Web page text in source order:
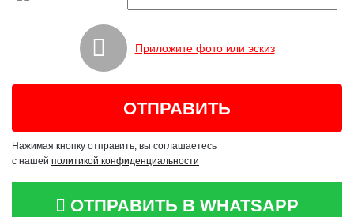
Приложите фото или эскиз
Нажимая кнопку отправить, вы соглашаетесь
с нашей политикой конфиденциальности
ОТПРАВИТЬ В WHATSAPP